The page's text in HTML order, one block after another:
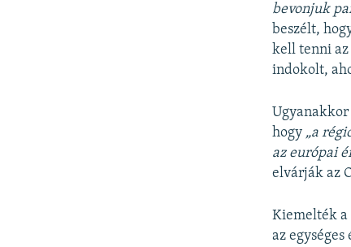
bevonjuk
beszélt,
kell tenni az
indokolt,
hogy „a régi
az európai
elvárják az
Kiemelték a
az